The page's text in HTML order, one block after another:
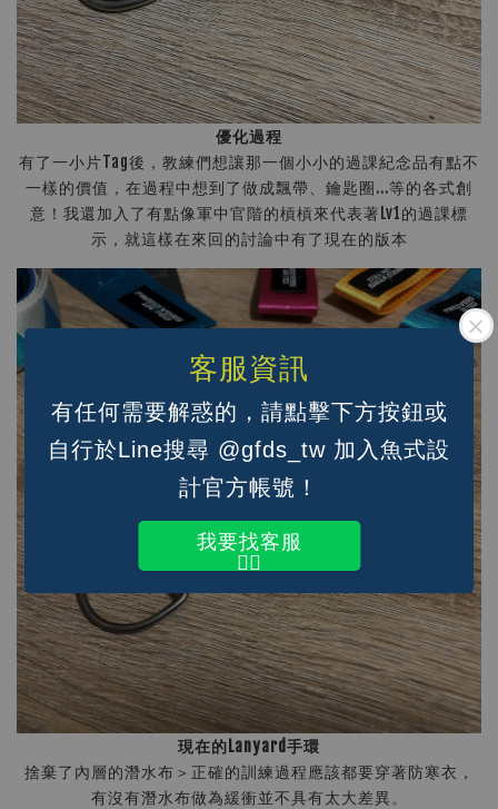
客服資訊
有任何需要解惑的，請點擊下方按鈕或
自行於Line搜尋 @gfds_tw 加入魚式設
計官方帳號！
我要找客服
👆🏽
優化過程
有了一小片Tag後，教練們想讓那一個小小的過課紀念品有點不
一樣的價值，在過程中想到了做成飄帶、鑰匙圈...等的各式創
意！我還加入了有點像軍中官階的槓槓來代表著Lv1的過課標
示，就這樣在來回的討論中有了現在的版本
現在的Lanyard手環
捨棄了內層的潛水布＞正確的訓練過程應該都要穿著防寒衣，
有沒有潛水布做為緩衝並不具有太大差異。